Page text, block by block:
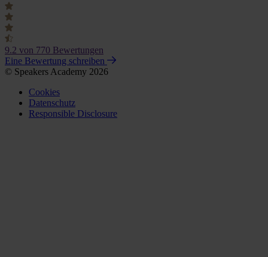
9.2 von 770 Bewertungen
Eine Bewertung schreiben
© Speakers Academy 2026
Cookies
Datenschutz
Responsible Disclosure